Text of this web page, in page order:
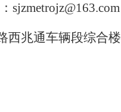
sjzmetrojz@163.com
西兆通车辆段综合楼